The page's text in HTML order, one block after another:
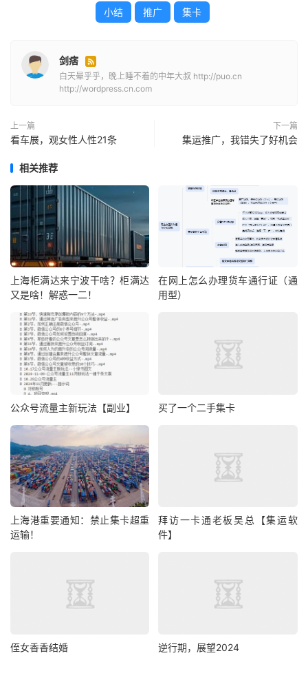
1.低利润的客户主要，付款稳定也要做
开发一些客户
4.拉动熟人的车子和再承包一些，自有车辆，或者挂靠到我
5.如果有人做平台的话，或者说有人做网络信息的话，一定
要和对方多联系，勤走动，
6.每个月至少要搞定2~4家客户，自己的主力要放在开发客
7.挖掘客户中数据分析，看看是不是还有潜力
8.勤执行，勤总结，少规划
我一定要勤动手，多执行，这样或许才能做到，不要老思维
模式，抱着利润不松手，我突然间想起来，爸爸之前也说过
这类的问题，看来时代不一样，但是大家的思维有些还是共
同的，难道这就是人性吗
如果您错过了网络推广开发用户的机会，不必担心，您可以
采取以下措施来弥补：
重新评估目标用户：分析您的产品或服务适合哪些用户
群体，明确目标用户，以便更有效地进行推广。
优化网站和内容：确保您的网站具有良好的用户体验，
内容丰富且易于理解。优化网站结构和内容可以帮助潜
在用户更快地了解您的产品或服务。
制定网络推广策略：根据您的目标用户和产品特点，选
择合适的网络推广渠道，如搜索引擎优化（SEO）、社
利用数据分析：通过网站流量分析、用户行为分析等工
具，了解用户的需求和兴趣，优化推广策略。
良好的互动关系，提高用户满意度和忠诚度。
小结 推广 集卡
剑痞 
白天晕乎乎，晚上睡不着的中年大叔 http://puo.cn
http://wordpress.cn.com
上一篇
看车展，观女性人性21条
下一篇
集运推广，我错失了好机会
相关推荐
上海柜满达来宁波干啥？柜满达
又是啥！解惑一二！
在网上怎么办理货车通行证（通
用型）
公众号流量主新玩法【副业】 买了一个二手集卡
上海港重要通知：禁止集卡超重
运输！
拜访一卡通老板吴总【集运软
件】
侄女香香结婚 逆行期，展望2024